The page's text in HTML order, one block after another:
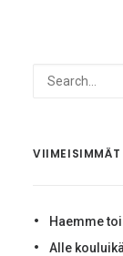
VIIMEISIMMÄT
Haemme
Alle